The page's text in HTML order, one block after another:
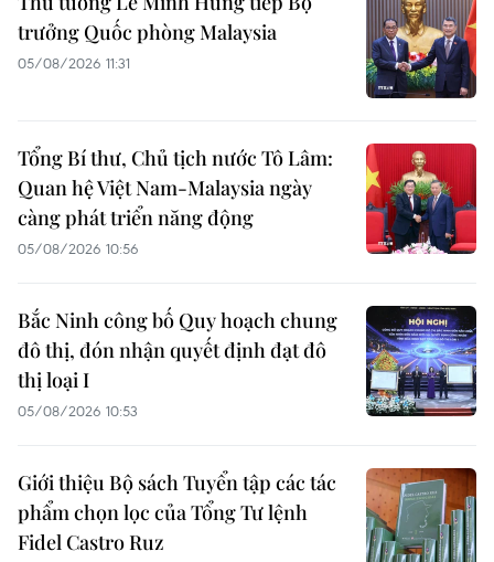
trưởng Quốc phòng Malaysia
05/08/2026 11:31
Tổng Bí thư, Chủ tịch nước Tô Lâm:
Quan hệ Việt Nam-Malaysia ngày
càng phát triển năng động
05/08/2026 10:56
Bắc Ninh công bố Quy hoạch chung
đô thị, đón nhận quyết định đạt đô
thị loại I
05/08/2026 10:53
Giới thiệu Bộ sách Tuyển tập các tác
phẩm chọn lọc của Tổng Tư lệnh
Fidel Castro Ruz